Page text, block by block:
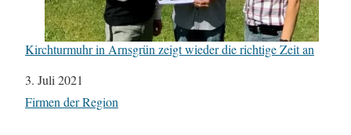
Kirchturmuhr in Arnsgrün zeigt wieder die richtige Zeit an
Datum
3. Juli 2021
In Bezug auf
Firmen der Region